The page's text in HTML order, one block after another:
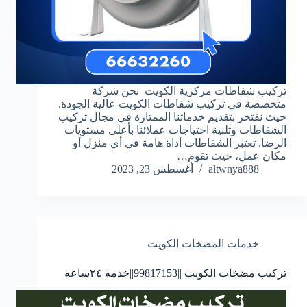
تركيب شفاطات مركزية الكويت نحن شركة
متخصصة في تركيب شفاطات الكويت عالية الجودة.
حيث نفتخر بتقديم خدماتنا الممتازة في مجال تركيب
الشفاطات وتلبية احتياجات عملائنا بأعلى مستويات
الرضا. تعتبر الشفاطات أداة هامة في أي منزل أو
مكان عمل، حيث تقوم…
altwnya888
أغسطس 23, 2023
خدمات المضخات الكويت
تركيب مضخات الكويت ||99817153||خدمه ٢٤ساعه